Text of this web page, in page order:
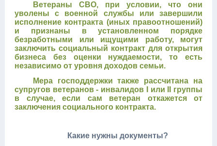
Ветераны СВО, при условии, что они
уволены с военной службы или завершили
исполнение контракта (иных правоотношений)
и признаны в установленном порядке
безработными или ищущими работу, могут
заключить социальный контракт для открытия
бизнеса без оценки нуждаемости, то есть
независимо от уровня доходов семьи.
Мера господдержки также рассчитана на
супругов ветеранов - инвалидов I или II группы
в случае, если сам ветеран откажется от
заключения социального контракта.
Какие нужны документы?